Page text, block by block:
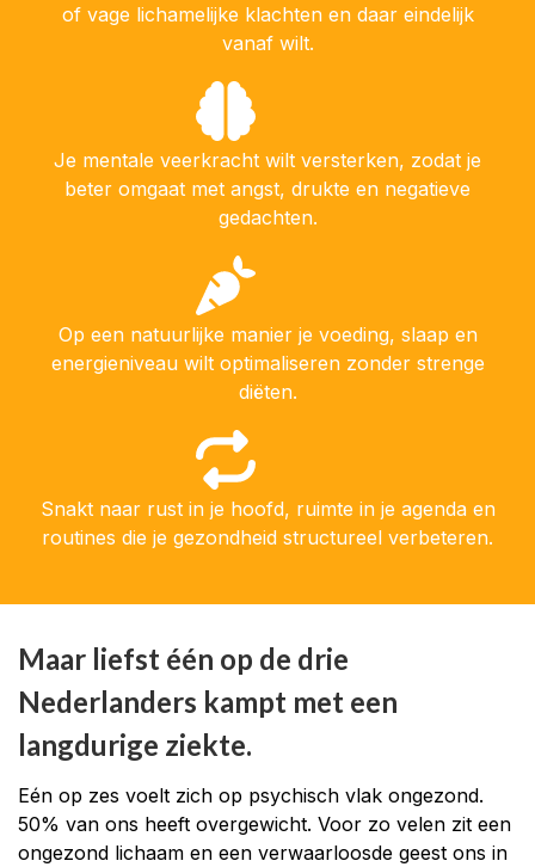
of vage lichamelijke klachten en daar eindelijk
vanaf wilt.
Je mentale veerkracht wilt versterken, zodat je
beter omgaat met angst, drukte en negatieve
gedachten.
Op een natuurlijke manier je voeding, slaap en
energieniveau wilt optimaliseren zonder strenge
diëten.
Snakt naar rust in je hoofd, ruimte in je agenda en
routines die je gezondheid structureel verbeteren.
Maar liefst één op de drie
Nederlanders kampt met een
langdurige ziekte.
Eén op zes voelt zich op psychisch vlak ongezond.
50% van ons heeft overgewicht. Voor zo velen zit een
ongezond lichaam en een verwaarloosde geest ons in